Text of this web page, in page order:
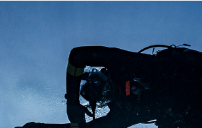
DUIKCENTRUM DEN HELDER
Duik mee in onze wereld!